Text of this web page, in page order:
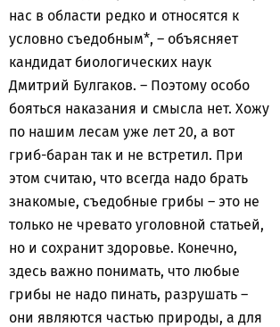
нас в области редко и относятся к
условно съедобным*, – объясняет
кандидат биологических наук
Дмитрий Булгаков. – Поэтому особо
бояться наказания и смысла нет. Хожу
по нашим лесам уже лет 20, а вот
гриб-баран так и не встретил. При
этом считаю, что всегда надо брать
знакомые, съедобные грибы – это не
только не чревато уголовной статьей,
но и сохранит здоровье. Конечно,
здесь важно понимать, что любые
грибы не надо пинать, разрушать –
они являются частью природы, а для